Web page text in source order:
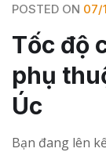
POSTED ON 07/
Tốc độ
phụ
Úc
Bạn đang lên